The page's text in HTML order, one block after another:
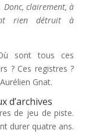
Donc, clairement, à
rien détruit à
sont tous ces
? Ces registres ?
Gnat.
d’archives
de jeu de piste.
durer quatre ans.